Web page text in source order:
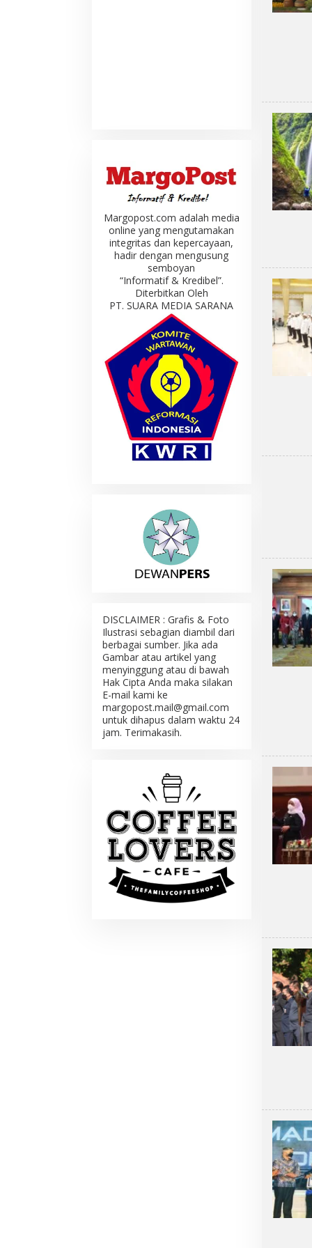
Margopost.com adalah media
online yang mengutamakan
integritas dan kepercayaan,
hadir dengan mengusung
semboyan
“Informatif & Kredibel”.
Diterbitkan Oleh
PT. SUARA MEDIA SARANA
DISCLAIMER : Grafis & Foto
Ilustrasi sebagian diambil dari
berbagai sumber. Jika ada
Gambar atau artikel yang
menyinggung atau di bawah
Hak Cipta Anda maka silakan
E-mail kami ke
margopost.mail@gmail.com
untuk dihapus dalam waktu 24
jam. Terimakasih.